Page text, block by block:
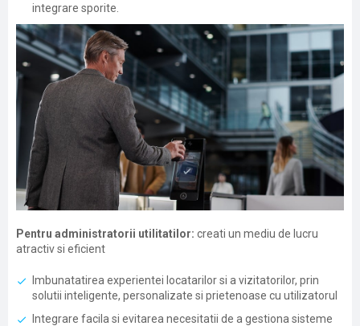
integrare sporite.
Pentru administratorii utilitatilor: creati un mediu de lucru
atractiv si eficient
Imbunatatirea experientei locatarilor si a vizitatorilor, prin
solutii inteligente, personalizate si prietenoase cu utilizatorul
Integrare facila si evitarea necesitatii de a gestiona sisteme